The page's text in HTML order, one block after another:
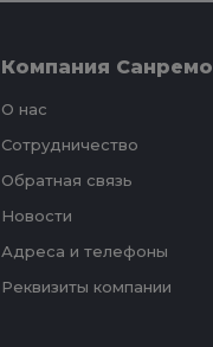
Компания Санремо
О нас
Сотрудничество
Обратная связь
Новости
Адреса и телефоны
Реквизиты компании